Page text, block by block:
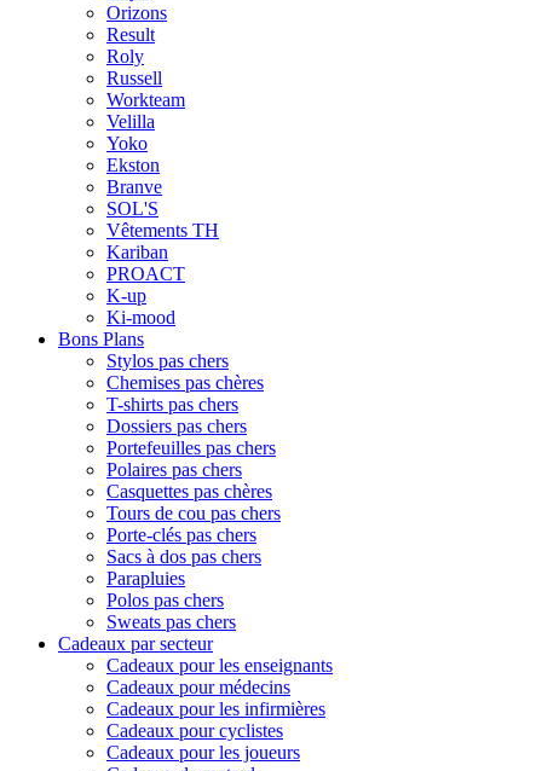
Orizons
Result
Roly
Russell
Workteam
Velilla
Yoko
Ekston
Branve
SOL'S
Vêtements TH
Kariban
PROACT
K-up
Ki-mood
Bons Plans
Stylos pas chers
Chemises pas chères
T-shirts pas chers
Dossiers pas chers
Portefeuilles pas chers
Polaires pas chers
Casquettes pas chères
Tours de cou pas chers
Porte-clés pas chers
Sacs à dos pas chers
Parapluies
Polos pas chers
Sweats pas chers
Cadeaux par secteur
Cadeaux pour les enseignants
Cadeaux pour médecins
Cadeaux pour les infirmières
Cadeaux pour cyclistes
Cadeaux pour les joueurs